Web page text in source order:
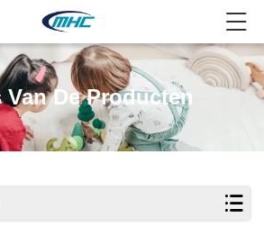
Van De Producten